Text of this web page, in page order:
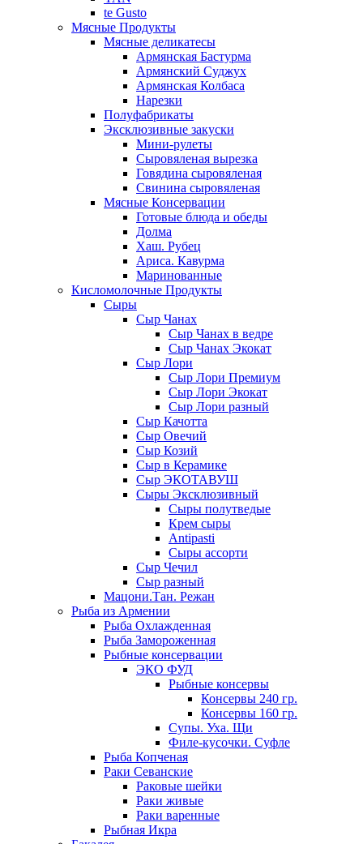
te Gusto
Мясные Продукты
Мясные деликатесы
Армянская Бастурма
Армянский Суджух
Армянская Колбаса
Нарезки
Полуфабрикаты
Эксклюзивные закуски
Мини-рулеты
Сыровяленая вырезка
Говядина сыровяленая
Свинина сыровяленая
Мясные Консервации
Готовые блюда и обеды
Долма
Хаш. Рубец
Ариса. Кавурма
Маринованные
Кисломолочные Продукты
Сыры
Сыр Чанах
Сыр Чанах в ведре
Сыр Чанах Экокат
Сыр Лори
Сыр Лори Премиум
Сыр Лори Экокат
Сыр Лори разный
Сыр Качотта
Сыр Овечий
Сыр Козий
Сыр в Керамике
Сыр ЭКОТАВУШ
Сыры Эксклюзивный
Сыры полутведые
Крем сыры
Antipasti
Сыры ассорти
Сыр Чечил
Сыр разный
Мацони.Тан. Режан
Рыба из Армении
Рыба Охлажденная
Рыба Замороженная
Рыбные консервации
ЭКО ФУД
Рыбные консервы
Консервы 240 гр.
Консервы 160 гр.
Супы. Уха. Щи
Филе-кусочки. Суфле
Рыба Копченая
Раки Севанские
Раковые шейки
Раки живые
Раки варенные
Рыбная Икра